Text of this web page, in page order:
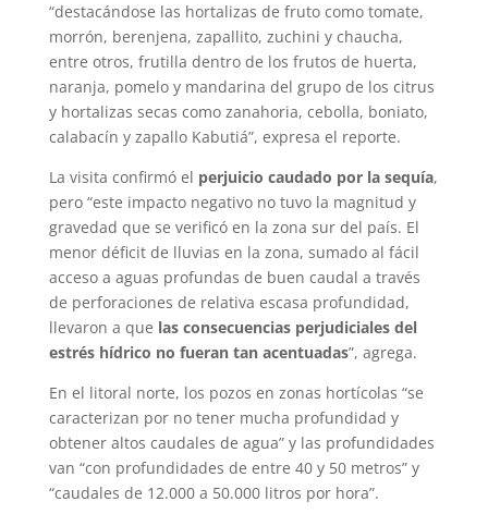
“destacándose las hortalizas de fruto como tomate,
morrón, berenjena, zapallito, zuchini y chaucha,
entre otros, frutilla dentro de los frutos de huerta,
naranja, pomelo y mandarina del grupo de los citrus
y hortalizas secas como zanahoria, cebolla, boniato,
calabacín y zapallo Kabutiá”, expresa el reporte.
La visita confirmó el perjuicio caudado por la sequía,
pero “este impacto negativo no tuvo la magnitud y
gravedad que se verificó en la zona sur del país. El
menor déficit de lluvias en la zona, sumado al fácil
acceso a aguas profundas de buen caudal a través
de perforaciones de relativa escasa profundidad,
llevaron a que las consecuencias perjudiciales del
estrés hídrico no fueran tan acentuadas”, agrega.
En el litoral norte, los pozos en zonas hortícolas “se
caracterizan por no tener mucha profundidad y
obtener altos caudales de agua” y las profundidades
van “con profundidades de entre 40 y 50 metros” y
“caudales de 12.000 a 50.000 litros por hora”.